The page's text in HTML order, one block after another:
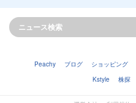
Peachy ブログ ショッピング
Kstyle
株探